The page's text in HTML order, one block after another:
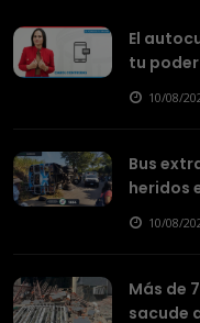
El
tu poder
10/08/
Bus
heridos
10/08/
Más de
sacude